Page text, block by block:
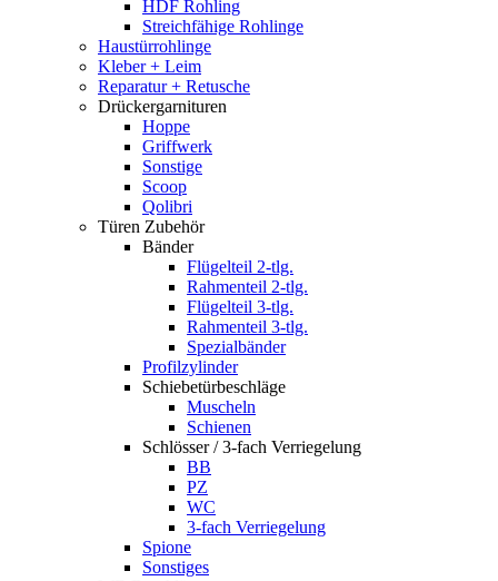
HDF Rohling
Streichfähige Rohlinge
Haustürrohlinge
Kleber + Leim
Reparatur + Retusche
Drückergarnituren
Hoppe
Griffwerk
Sonstige
Scoop
Qolibri
Türen Zubehör
Bänder
Flügelteil 2-tlg.
Rahmenteil 2-tlg.
Flügelteil 3-tlg.
Rahmenteil 3-tlg.
Spezialbänder
Profilzylinder
Schiebetürbeschläge
Muscheln
Schienen
Schlösser / 3-fach Verriegelung
BB
PZ
WC
3-fach Verriegelung
Spione
Sonstiges